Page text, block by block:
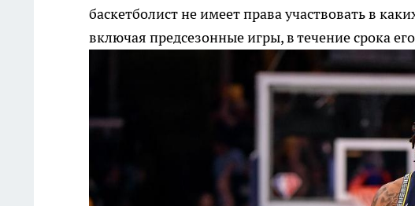
баскетболист не имеет права участвовать в
включая предсезонные игры, в течение срока